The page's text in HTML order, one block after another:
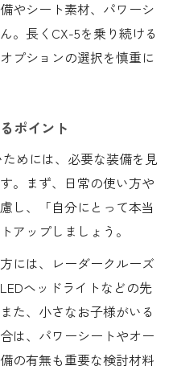
やシート素材、パワーシ
。長くCX-5を乗り続ける
プションの選択を慎重に
ポイント
めには、必要な装備を見
。まず、日常の使い方や
し、「自分にとって本当
アップしましょう。
には、レーダークルーズ
ヘッドライトなどの先
た、小さなお子様がいる
は、パワーシートやオー
の有無も重要な検討材料